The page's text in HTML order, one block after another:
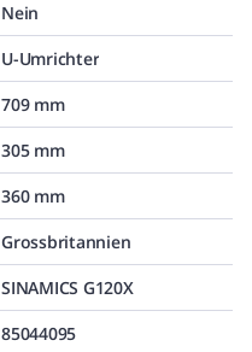
Nein
U-Umrichter
709 mm
305 mm
360 mm
Grossbritannien
SINAMICS G120X
85044095